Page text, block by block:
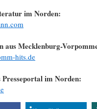
im Norden:
aus Mecklenburg-
hits.de
Presseportal im Norden: